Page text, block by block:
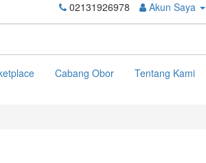
02131926978 Akun Saya
Cabang Obor Tentang Kami